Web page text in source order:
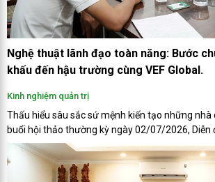
Nghệ thuật lãnh đạo toàn năng: Bước
khấu đến hậu trường cùng VEF Global.
Kinh nghiệm quản trị
Thấu hiểu sâu sắc sứ mệnh kiến tạo những nhà
buổi hội thảo thường kỳ ngày 02/07/2026, Diễn
Nam (VEF Global) đã mang đến một góc nhìn
dắt của ông Lê Công Năng – các thành viên đã
lực kép" của người đứng đầu: Sự giao thoa